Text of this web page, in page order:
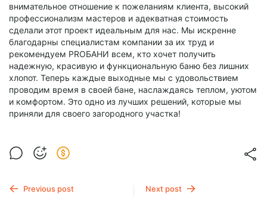
внимательное отношение к пожеланиям клиента, высокий
профессионализм мастеров и адекватная стоимость
сделали этот проект идеальным для нас. Мы искренне
благодарны специалистам компании за их труд и
рекомендуем PROБАНИ всем, кто хочет получить
надежную, красивую и функциональную баню без лишних
хлопот. Теперь каждые выходные мы с удовольствием
проводим время в своей бане, наслаждаясь теплом, уютом
и комфортом. Это одно из лучших решений, которые мы
приняли для своего загородного участка!
Previous post Next post